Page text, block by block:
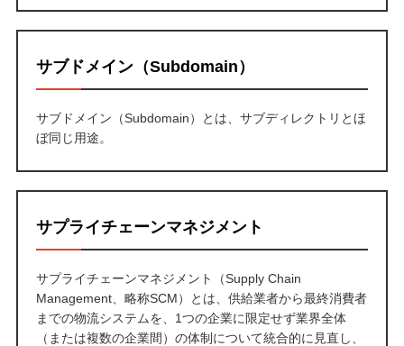
サブドメイン（Subdomain）
サブドメイン（Subdomain）とは、サブディレクトリとほ
ぼ同じ用途。
サプライチェーンマネジメント
サプライチェーンマネジメント（Supply Chain
Management、略称SCM）とは、供給業者から最終消費者
までの物流システムを、1つの企業に限定せず業界全体
（または複数の企業間）の体制について統合的に見直し、